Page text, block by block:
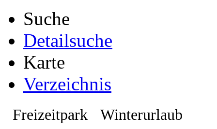
Suche
Detailsuche
Karte
Verzeichnis
Freizeitpark Winterurlaub